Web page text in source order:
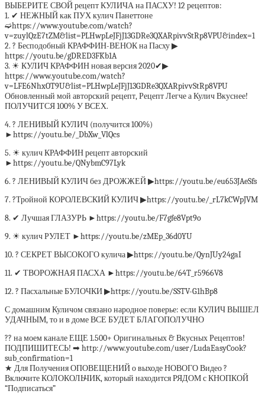
ВЫБЕРИТЕ СВОЙ рецепт КУЛИЧА на ПАСХУ! 12 рецептов:
1. ✔ НЕЖНЫЙ как ПУХ кулич Панеттоне
➫https://www.youtube.com/watch?
v=zuylQzE7tZM&list=PLHwpLeJFjJ13GDRe3QXARpivvStRp8VPU&index=1
2. ? Бесподобный КРАФФИН-ВЕНОК на Пасху ▶
https://youtu.be/gDRED3FKb1A
3. ☀ КУЛИЧ КРАФФИН новая версия 2020✔▶
https://www.youtube.com/watch?
v=LFE6NhxOT9U&list=PLHwpLeJFjJ13GDRe3QXARpivvStRp8VPU
Обновленный мой авторский рецепт, Рецепт Легче а Кулич Вкуснее!
ПОЛУЧИТСЯ 100% У ВСЕХ.
4. ? ЛЕНИВЫЙ КУЛИЧ (получится 100%)
►https://youtu.be/_DbXw_VlQcs
5. ☀ кулич КРАФФИН рецепт авторский
►https://youtu.be/QNybmC97Lyk
6. ? ЛЕНИВЫЙ КУЛИЧ без ДРОЖЖЕЙ ▶https://youtu.be/eu653JAeSfs
7. ?Тройной КОРОЛЕВСКИЙ КУЛИЧ ▶https://youtu.be/_rL7kCWpJVM
8. ✔ Лучшая ГЛАЗУРЬ ►https://youtu.be/F7gfe8Vpt9o
9. ☀ кулич РУЛЕТ ►https://youtu.be/zMEp_36d0YU
10. ? СЕКРЕТ ВЫСОКОГО кулича ▶https://youtu.be/QynJUy24gaI
11. ✔ ТВОРОЖНАЯ ПАСХА ►https://youtu.be/64T_r5966V8
12. ? Пасхальные БУЛОЧКИ ▶https://youtu.be/SSTV-G1hBp8
С домашним Куличом связано народное поверье: если КУЛИЧ ВЫШЕЛ
УДАЧНЫМ, то и в доме ВСЕ БУДЕТ БЛАГОПОЛУЧНО
?? на моем канале ЕЩЕ 1.500+ Оригинальных & Вкусных Рецептов!
ПОДПИШИТЕСЬ! ➡ http://www.youtube.com/user/LudaEasyCook?
sub_confirmation=1
★ Для Получения ОПОВЕЩЕНИЙ о выходе НОВОГО Видео ?
Включите КОЛОКОЛЬЧИК, который находится РЯДОМ с КНОПКОЙ
“Подписаться”